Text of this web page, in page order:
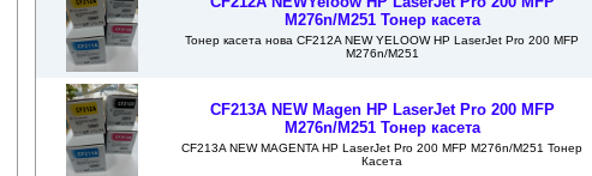
M276n/M251 Тонер касета
Тонер касета нова CF212A NEW YELOOW HP LaserJet Pro 200 MFP
M276n/M251
CF213A NEW Magen HP LaserJet Pro 200 MFP
M276n/M251 Тонер касета
CF213A NEW MAGENTA HP LaserJet Pro 200 MFP M276n/M251 Тонер
Касета